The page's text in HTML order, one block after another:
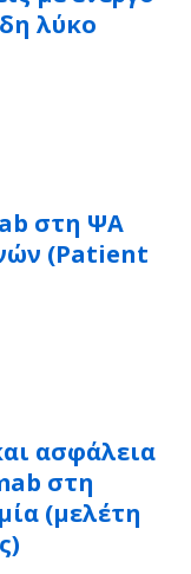
λύκο
στη ΨΑ
(Patient
ασφάλεια
στη
(μελέτη